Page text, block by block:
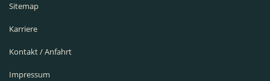
Sitemap
Karriere
Kontakt / Anfahrt
Impressum